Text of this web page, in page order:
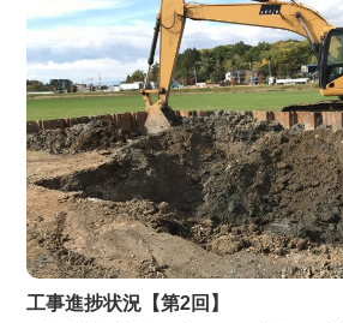
工事進捗状況【第2回】